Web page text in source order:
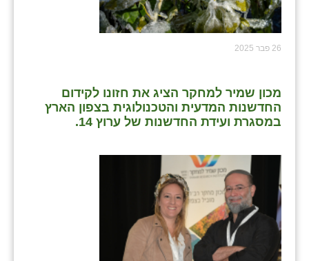
26 פבר 2025
מכון שמיר למחקר הציג את חזונו לקידום
החדשנות המדעית והטכנולוגית בצפון הארץ
במסגרת ועידת החדשנות של ערוץ 14.